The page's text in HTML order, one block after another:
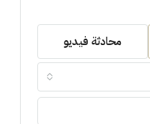
محادثة فيديو